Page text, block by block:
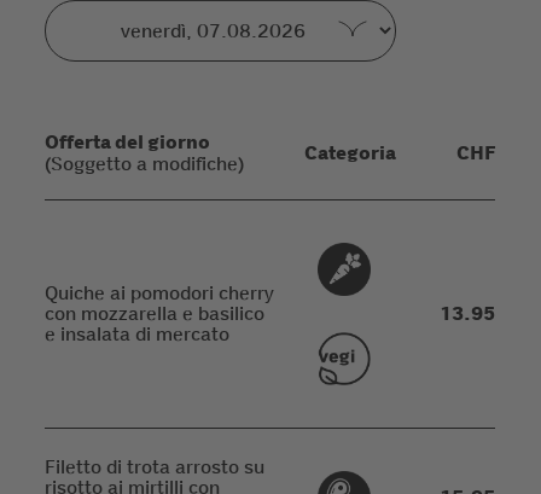
Offerta del giorno
(Soggetto a modifiche) Categoria CHF
Quiche ai pomodori cherry
con mozzarella e basilico
e insalata di mercato
13.95
Filetto di trota arrosto su
risotto ai mirtilli con